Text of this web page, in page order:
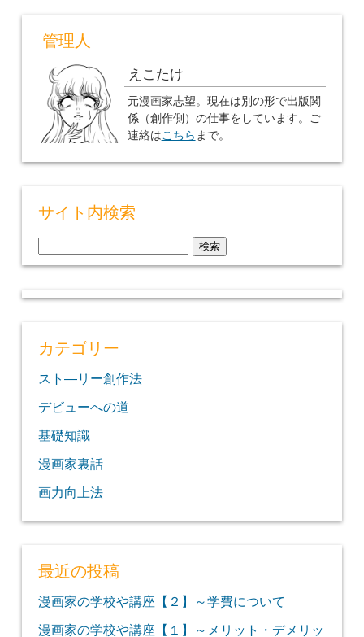
管理人
えこたけ
元漫画家志望。現在は別の形で出版関
係（創作側）の仕事をしています。ご
連絡はこちら まで。
サイト内検索
索:
カテゴリー
スト―リー創作法
デビューへの道
基礎知識
漫画家裏話
画力向上法
最近の投稿
漫画家の学校や講座【２】～学費について
漫画家の学校や講座【１】～メリット・デメリッ